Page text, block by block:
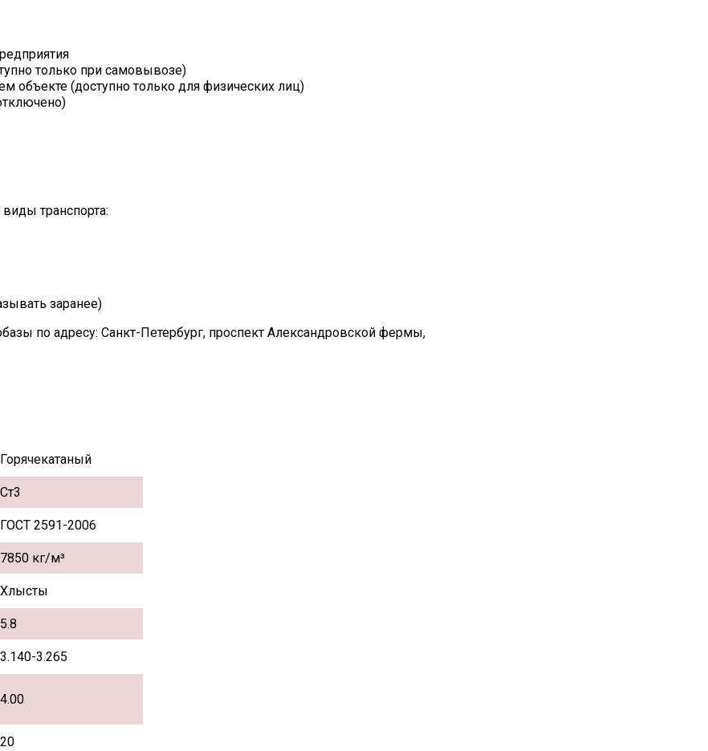
только при самовывозе)
объекте (доступно только для физических лиц)
транспорта:
заранее)
по адресу: Санкт-Петербург, проспект Александровской фермы,
Горячекатаный
Ст3
ГОСТ 2591-2006
7850 кг/м³
Хлысты
5.8
3.140-3.265
4.00
20